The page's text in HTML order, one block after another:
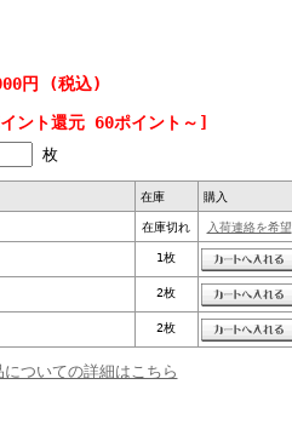
円 (税込)
ント還元 60ポイント～]
枚
在庫 購入
在庫切れ 入荷連絡を希望
1枚
2枚
2枚
についての詳細はこちら